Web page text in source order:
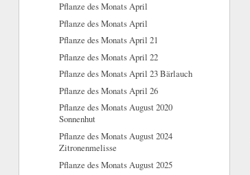
Pflanze des Monats April
Pflanze des Monats April
Pflanze des Monats April 21
Pflanze des Monats April 22
Pflanze des Monats April 23 Bärlauch
Pflanze des Monats April 26
Pflanze des Monats August 2020
Sonnenhut
Pflanze des Monats August 2024
Zitronenmelisse
Pflanze des Monats August 2025